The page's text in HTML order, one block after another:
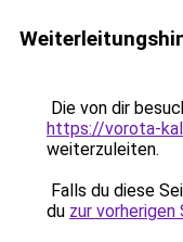
Die von dir
https://vorota-
weiterzuleiten.
Falls du diese
du zur